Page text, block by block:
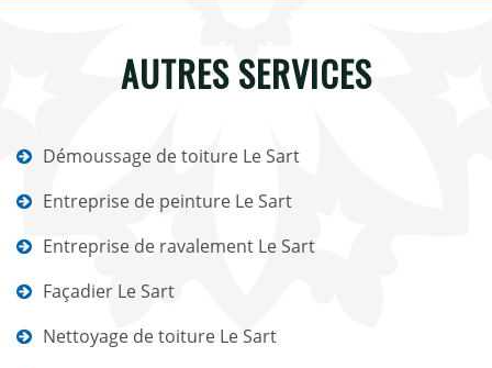
AUTRES SERVICES
Démoussage de toiture Le Sart
Entreprise de peinture Le Sart
Entreprise de ravalement Le Sart
Façadier Le Sart
Nettoyage de toiture Le Sart